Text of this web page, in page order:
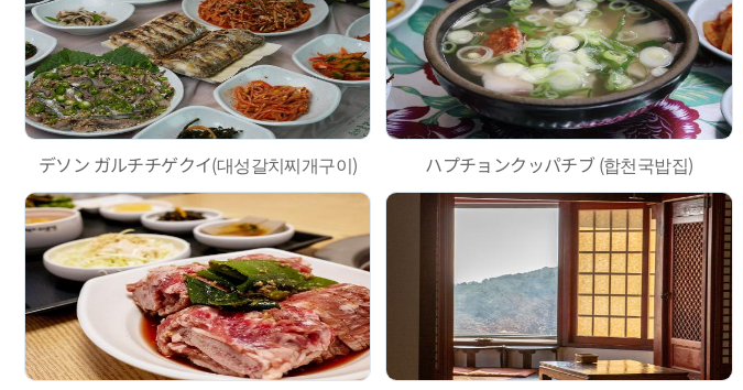
デソン ガルチチゲクイ(대성갈치찌개구이) ハプチョンクッパチブ (합천국밥집)